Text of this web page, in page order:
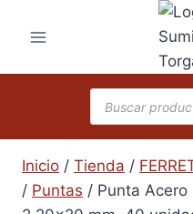
Búsqueda
de
productos
Inicio / Tienda /
/ Puntas / Punta Acero